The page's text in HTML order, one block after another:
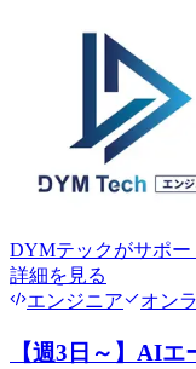
DYMテックがサポー
詳細を見る
エンジニア
オン
【週3日～】AI